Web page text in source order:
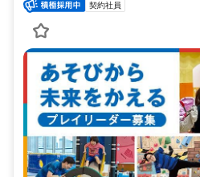
契約社員